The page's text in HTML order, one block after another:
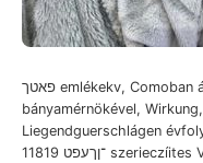
פאטך emlékekv, Comoban átfúrt זאה
bányamérnökével,
Liegendguerschlágen
11819 ־ןךעפט szerieczíites Verwirrung,